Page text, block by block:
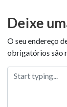
Deixe
O seu endereço
obrigatórios são